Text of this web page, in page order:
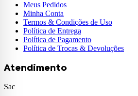
Meus Pedidos
Minha Conta
Termos & Condições de Uso
Política de Entrega
Política de Pagamento
Política de Trocas & Devoluções
Atendimento
Sac